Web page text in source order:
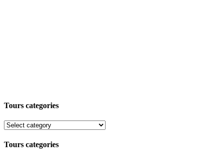
Tours categories
Tours categories